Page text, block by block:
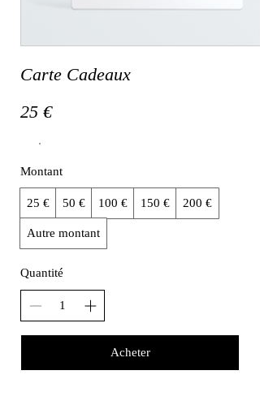
Carte Cadeaux
25 €
Montant
25 € 50 € 100 € 150 € 200 €
Autre montant
Quantité
Acheter